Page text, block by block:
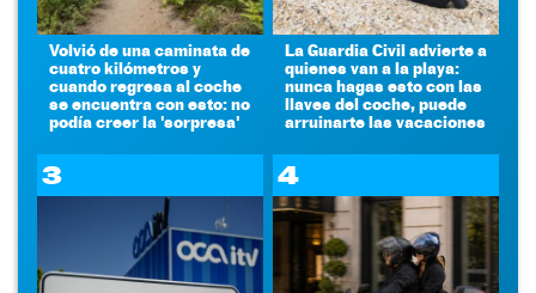
Volvió de una caminata de
cuatro kilómetros y
cuando regresa al coche
se encuentra con esto: no
podía creer la 'sorpresa'
La Guardia Civil advierte a
quienes van a la playa:
nunca hagas esto con las
llaves del coche, puede
arruinarte las vacaciones
3 4